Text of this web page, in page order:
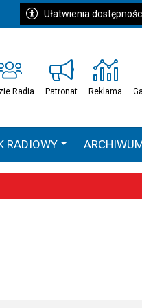
Ułatwienia
Radia Patronat Reklama
RADIOWY
HEAVEN TOUR